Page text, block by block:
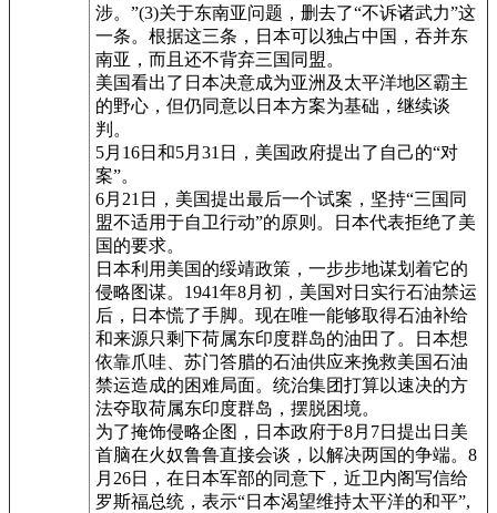
涉。”(3)关于东南亚问题，删去了“不诉诸武力”这
一条。根据这三条，日本可以独占中国，吞并东
南亚，而且还不背弃三国同盟。
美国看出了日本决意成为亚洲及太平洋地区霸主
的野心，但仍同意以日本方案为基础，继续谈
判。
5月16日和5月31日，美国政府提出了自己的“对
案”。
6月21日，美国提出最后一个试案，坚持“三国同
盟不适用于自卫行动”的原则。日本代表拒绝了美
国的要求。
日本利用美国的绥靖政策，一步步地谋划着它的
侵略图谋。1941年8月初，美国对日实行石油禁运
后，日本慌了手脚。现在唯一能够取得石油补给
和来源只剩下荷属东印度群岛的油田了。日本想
依靠爪哇、苏门答腊的石油供应来挽救美国石油
禁运造成的困难局面。统治集团打算以速决的方
法夺取荷属东印度群岛，摆脱困境。
为了掩饰侵略企图，日本政府于8月7日提出日美
首脑在火奴鲁鲁直接会谈，以解决两国的争端。8
月26日，在日本军部的同意下，近卫内阁写信给
罗斯福总统，表示“日本渴望维持太平洋的和平”,